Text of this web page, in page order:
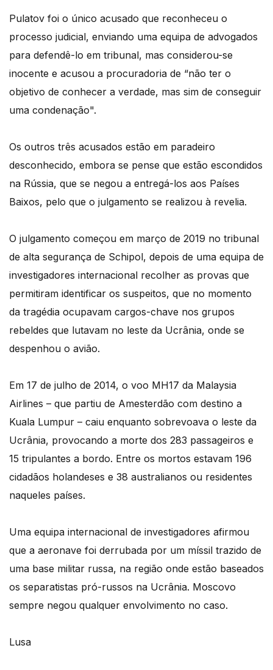
Pulatov foi o único acusado que reconheceu o
processo judicial, enviando uma equipa de advogados
para defendê-lo em tribunal, mas considerou-se
inocente e acusou a procuradoria de “não ter o
objetivo de conhecer a verdade, mas sim de conseguir
uma condenação".
Os outros três acusados estão em paradeiro
desconhecido, embora se pense que estão escondidos
na Rússia, que se negou a entregá-los aos Países
Baixos, pelo que o julgamento se realizou à revelia.
O julgamento começou em março de 2019 no tribunal
de alta segurança de Schipol, depois de uma equipa de
investigadores internacional recolher as provas que
permitiram identificar os suspeitos, que no momento
da tragédia ocupavam cargos-chave nos grupos
rebeldes que lutavam no leste da Ucrânia, onde se
despenhou o avião.
Em 17 de julho de 2014, o voo MH17 da Malaysia
Airlines – que partiu de Amesterdão com destino a
Kuala Lumpur – caiu enquanto sobrevoava o leste da
Ucrânia, provocando a morte dos 283 passageiros e
15 tripulantes a bordo. Entre os mortos estavam 196
cidadãos holandeses e 38 australianos ou residentes
naqueles países.
Uma equipa internacional de investigadores afirmou
que a aeronave foi derrubada por um míssil trazido de
uma base militar russa, na região onde estão baseados
os separatistas pró-russos na Ucrânia. Moscovo
sempre negou qualquer envolvimento no caso.
Lusa